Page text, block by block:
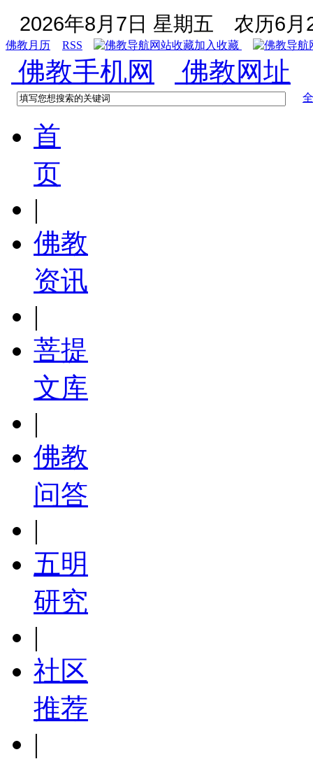
2026年8月7日 星期五 农历6月
佛教月历 RSS 加入收藏
佛教手机网 佛教网址
首
页
|
佛教
资讯
|
菩提
文库
|
佛教
问答
|
五明
研究
|
社区
推荐
|